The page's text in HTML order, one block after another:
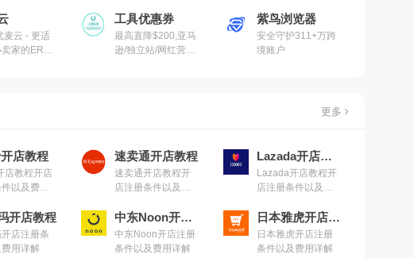
覆盖，精
个产品的
、PPC广
麦云 - 更适
家的ERP,
工具优惠券
最高直降$200,亚马
逊/独立站/网红营
紫鸟浏览器
安全守护311+万跨
境账户
更多
店教程
店教程开店
以及费用
速卖通开店教程
速卖通开店教程开
店注册条件以及费
Lazada开店教程
Lazada开店教程开
店注册条件以及费
开店教程
店注册条
用详解
中东Noon开店教程
中东Noon开店注册
条件以及费用详解
日本雅虎开店教程
日本雅虎开店注册
条件以及费用详解